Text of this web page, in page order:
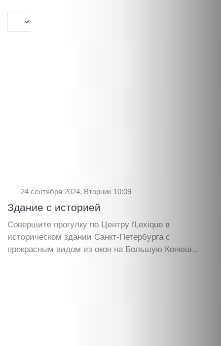
24 сентября 2024, Вторник 10:09
Здание с историей
Совершите прогулку по Центру fLexique в
историческом здании Санкт-Петербурга с
прекрасным видом из окон на Большую Конюш...